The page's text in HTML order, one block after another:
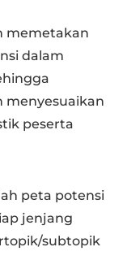
memetakan
dalam
menyesuaikan
peserta
peta potensi
jenjang
subtopik